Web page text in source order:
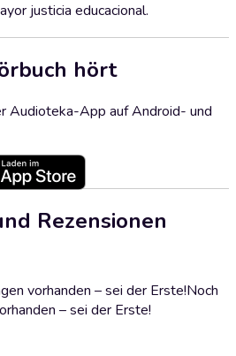
justicia educacional.
hört
Audioteka-App auf Android- und
Rezensionen
vorhanden – sei der Erste!Noch
– sei der Erste!